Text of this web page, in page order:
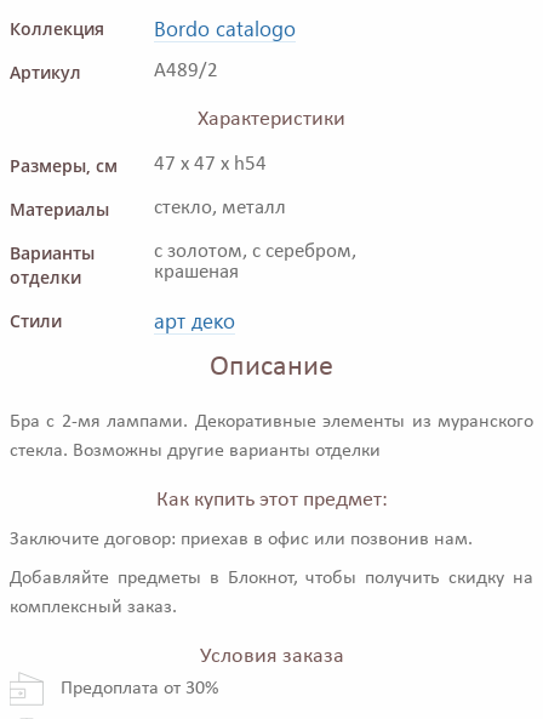
Коллекция Bordo catalogo
Артикул A489/2
Характеристики
Размеры, см
47 x 47 x h54
Материалы стекло, металл
Варианты
отделки
с золотом, с серебром,
крашеная
Стили арт деко
Описание
Бра с 2-мя лампами. Декоративные элементы из муранского
стекла. Возможны другие варианты отделки
Как купить этот предмет:
Заключите договор: приехав в офис или позвонив нам.
Добавляйте предметы в Блокнот, чтобы получить скидку на
комплексный заказ.
Условия заказа
Предоплата от 30%